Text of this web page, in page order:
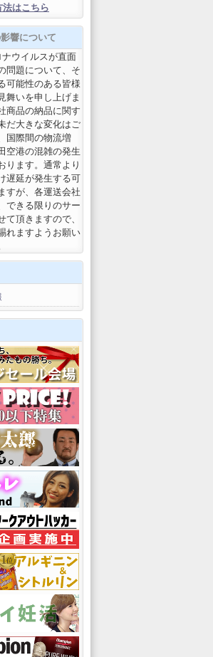
法はこちら
響について
ウイルスが直面
問題について、そ
可能性のある皆様
舞いを申し上げま
商品の納品に関す
だ大きな変化はご
国際間の物流増
空港の混雑の発生
ります。通常より
遅延が発生する可
すが、各運送会社
できる限りのサー
て頂きますので、
れますようお願い